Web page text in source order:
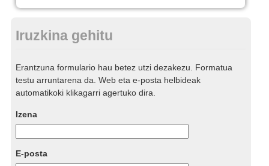
Iruzkina gehitu
Erantzuna formulario hau betez utzi dezakezu. Formatua
testu arruntarena da. Web eta e-posta helbideak
automatikoki klikagarri agertuko dira.
Izena
E-posta